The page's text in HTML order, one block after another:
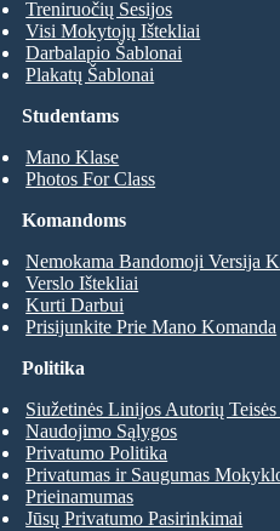
Studentams
Mano Klase
Photos For Class
Treniruočių Sesijos
Visi Mokytojų Ištekliai
Darbalapio Šablonai
Plakatų Šablonai
Komandoms
Nemokama Bandomoji Versija
Verslo Ištekliai
Kurti Darbui
Prisijunkite Prie Mano Komanda
Politika
Siužetinės Linijos Autorių
Naudojimo Sąlygos
Privatumo Politika
Privatumas ir Saugumas
Prieinamumas
Jūsų Privatumo Pasirinkimai